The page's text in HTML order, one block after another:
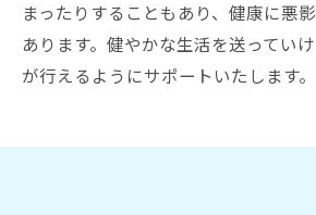
まったりすることもあり、健康に悪
あります。健やかな生活を送ってい
が行えるようにサポートいたします。